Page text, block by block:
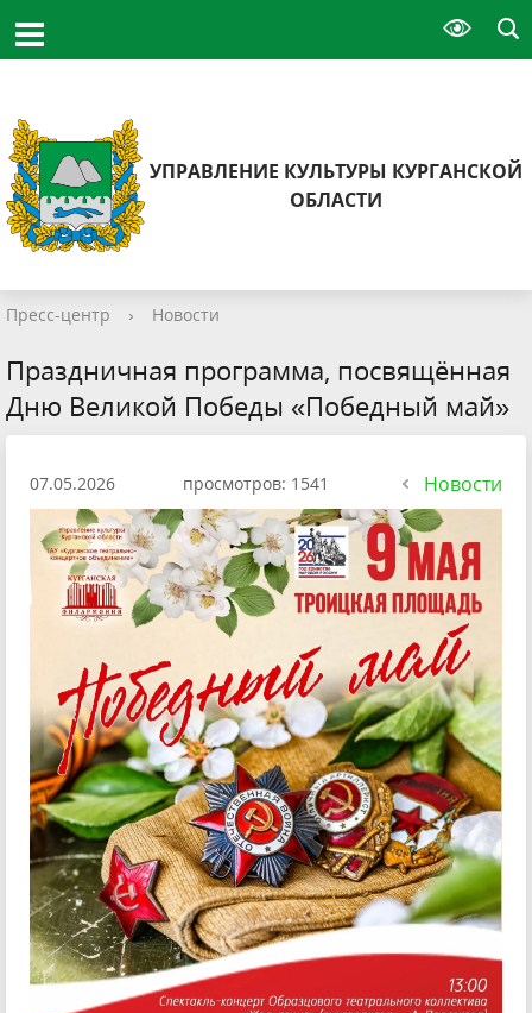
УПРАВЛЕНИЕ КУЛЬТУРЫ КУРГАНСКОЙ
ОБЛАСТИ
Пресс-центр › Новости
Праздничная программа, посвящённая
Дню Великой Победы «Победный май»
07.05.2026 просмотров: 1541 Новости